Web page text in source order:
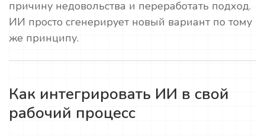
причину недовольства и переработать подход.
ИИ просто сгенерирует новый вариант по тому
же принципу.
Как интегрировать ИИ в свой
рабочий процесс